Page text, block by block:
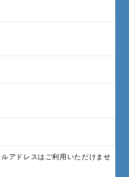
アドレスはご利用いただけませ